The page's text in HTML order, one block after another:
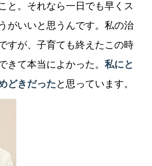
と。それなら一日でも早くス
がいいと思うんです。私の治
すが、子育ても終えたこの時
きて本当によかった。 私にと
どきだったと思っています。